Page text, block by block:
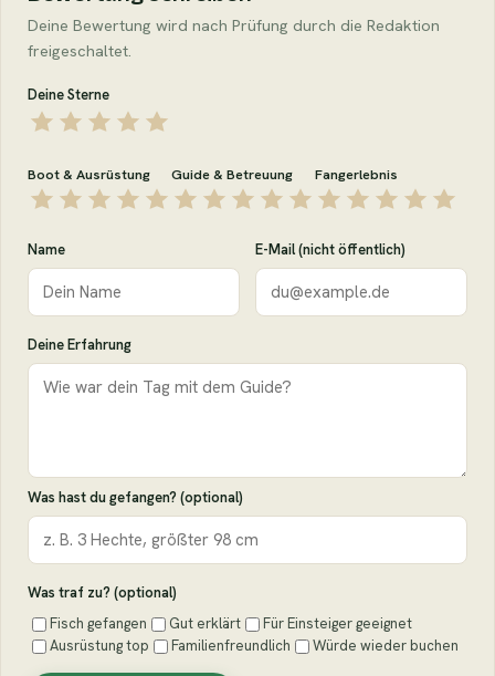
Deine Bewertung wird nach Prüfung durch die Redaktion
freigeschaltet.
Deine Sterne
Boot & Ausrüstung Guide & Betreuung Fangerlebnis
Name E-Mail (nicht öffentlich)
Deine Erfahrung
Was hast du gefangen? (optional)
Was traf zu? (optional)
Fisch gefangen
Gut erklärt
Für Einsteiger geeignet
Ausrüstung top
Familienfreundlich Würde wieder buchen